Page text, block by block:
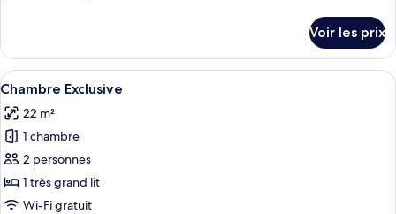
vue
piscine
(3
Adults)
le
type
de
Chambre
Supérieure,
piscine
(3
Adults)
Voir les prix
Afficher
toutes
les
photos
pour
ce
type
Une chambre d’hôtel avec un lit,
7
Chambre Exclusive
22 m²
1 chambre
2 personnes
1 très grand lit
Wi-Fi gratuit